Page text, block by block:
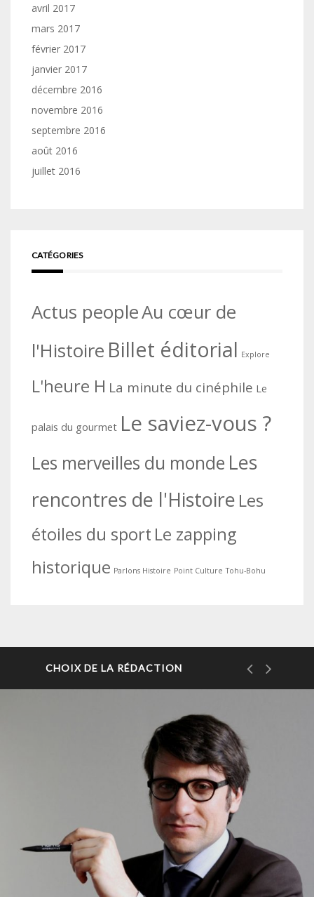
avril 2017
mars 2017
février 2017
janvier 2017
décembre 2016
novembre 2016
septembre 2016
août 2016
juillet 2016
CATÉGORIES
Actus peopleAu cœur de
l'Histoire Billet éditorial Explore
L'heure H La minute du cinéphile Le
palais du gourmet Le saviez-vous ?
Les merveilles du monde Les
rencontres de l'Histoire Les
étoiles du sport Le zapping
historique Parlons Histoire Point Culture Tohu-Bohu
CHOIX DE LA RÉDACTION